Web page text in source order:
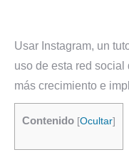
Usar Instagram, un
uso de esta red
más crecimiento e
Contenido [Ocultar]